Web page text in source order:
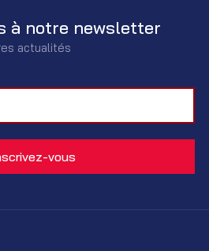
à notre newsletter
actualités